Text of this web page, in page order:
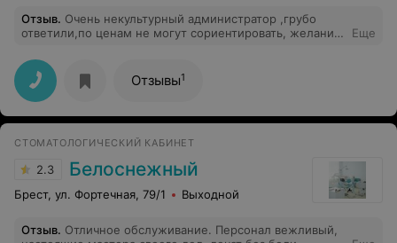
Отзыв. Очень некультурный администратор ,грубо
ответили,по ценам не могут сориентировать, желание
Еще
Отзывы1
СТОМАТОЛОГИЧЕСКИЙ КАБИНЕТ
2.3 Белоснежный
Брест, ул. Фортечная, 79/1 Выходной
Отзыв. Отличное обслуживание. Персонал вежливый,